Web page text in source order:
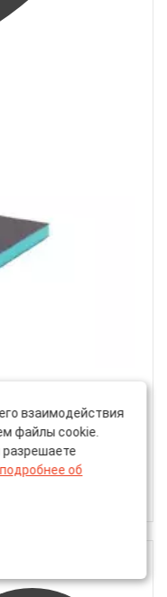
VX-Sponge WPF,
взаимодействия
файлы cookie.
подробнее об